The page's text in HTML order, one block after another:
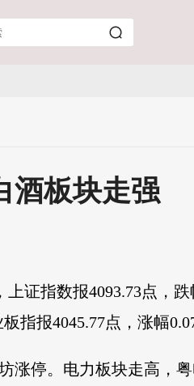
酒板块走强
证指数报4093.73点，
指报4045.77点，涨幅
涨停。电力板块走高，